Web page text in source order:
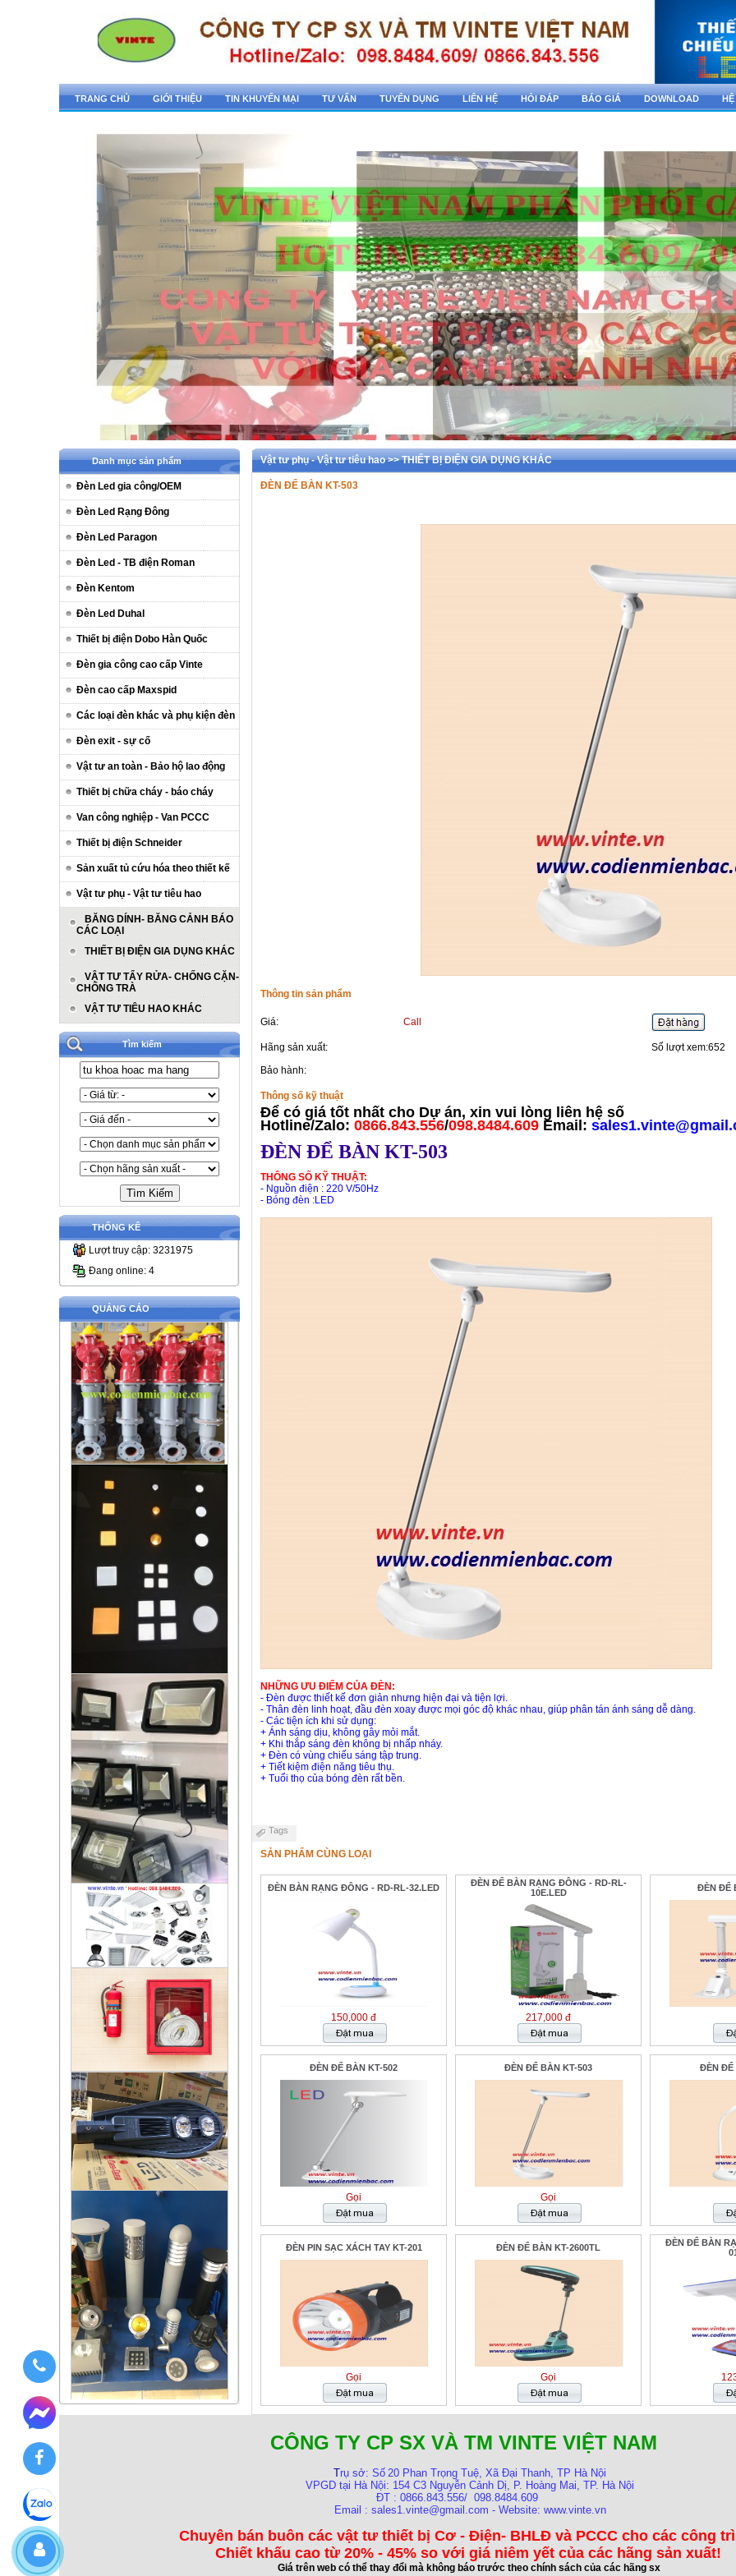
TRANG CHỦ GIỚI THIỆU TIN KHUYẾN MẠI TƯ VẤN TUYỂN DỤNG LIÊN HỆ HỎI ĐÁP BÁO GIÁ DOWNLOAD
Danh mục sản phẩm
Đèn Led gia công/OEM
Đèn Led Rạng Đông
Đèn Led Paragon
Đèn Led - TB điện Roman
Đèn Kentom
Đèn Led Duhal
Thiết bị điện Dobo Hàn Quốc
Đèn gia công cao cấp Vinte
Đèn cao cấp Maxspid
Các loại đèn khác và phụ kiện đèn
Đèn exit - sự cố
Vật tư an toàn - Bảo hộ lao động
Thiết bị chữa cháy - báo cháy
Van công nghiệp - Van PCCC
Thiết bị điện Schneider
Sản xuất tủ cứu hóa theo thiết kế
Vật tư phụ - Vật tư tiêu hao
BĂNG DÍNH- BĂNG CẢNH BÁO
CÁC LOẠI
THIẾT BỊ ĐIỆN GIA DỤNG KHÁC
VẬT TƯ TẨY RỬA- CHỐNG CẶN-
CHỐNG TRÀ
VẬT TƯ TIÊU HAO KHÁC
Tìm kiếm
THỐNG KÊ
Lượt truy cập: 3231975
Đang online: 4
QUẢNG CÁO
Vật tư phụ - Vật tư tiêu hao >> THIẾT BỊ ĐIỆN GIA DỤNG KHÁC
ĐÈN ĐỂ BÀN KT-503
Thông tin sản phẩm
Giá: Call
Hãng sản xuất:
Số lượt xem:652
Bảo hành:
Thông số kỹ thuật
Để có giá tốt nhất cho Dự án, xin vui lòng liên hệ số
Hotline/Zalo: 0866.843.556/098.8484.609 Email: sales1.vinte
ĐÈN ĐỂ BÀN KT-503
THÔNG SỐ KỸ THUẬT:
- Nguồn điện : 220 V/50Hz
- Bóng đèn :LED
NHỮNG ƯU ĐIỂM CỦA ĐÈN:
- Đèn được thiết kế đơn giản nhưng hiện đại và tiện lợi.
- Thân đèn linh hoạt, đầu đèn xoay được mọi góc độ khác nhau, giúp phân tán ánh sáng dễ dàng.
- Các tiện ích khi sử dụng:
+ Ánh sáng dịu, không gây mỏi mắt.
+ Khi thắp sáng đèn không bị nhấp nháy.
+ Đèn có vùng chiếu sáng tập trung.
+ Tiết kiệm điện năng tiêu thụ.
+ Tuổi thọ của bóng đèn rất bền.
Tags
SẢN PHẨM CÙNG LOẠI
ĐÈN BÀN RẠNG ĐÔNG - RD-RL-32.LED
150,000 đ
ĐÈN ĐỂ BÀN RẠNG ĐÔNG - RD-RL-
10E.LED
217,000 đ
ĐÈN ĐỂ
ĐÈN ĐỂ BÀN KT-502
Gọi
ĐÈN ĐỂ BÀN KT-503
Gọi
ĐÈN ĐỂ
ĐÈN PIN SẠC XÁCH TAY KT-201
Gọi
ĐÈN ĐỂ BÀN KT-2600TL
Gọi
ĐÈN ĐỂ BÀN
CÔNG TY CP SX VÀ TM VINTE VIỆT NAM
Trụ sở: Số 20 Phan Trọng Tuệ, Xã Đại Thanh, TP Hà Nội
VPGD tại Hà Nội: 154 C3 Nguyễn Cảnh Dị, P. Hoàng Mai, TP. Hà Nội
ĐT : 0866.843.556/ 098.8484.609
Email : sales1.vinte@gmail.com - Website: www.vinte.vn
Chuyên bán buôn các vật tư thiết bị Cơ - Điện- BHLĐ và PCCC cho các công
Chiết khấu cao từ 20% - 45% so với giá niêm yết của các hãng sản xuất!
Giá trên web có thể thay đổi mà không báo trước theo chính sách của các hãng sx